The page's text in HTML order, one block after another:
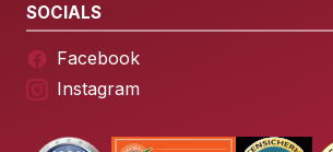
SOCIALS
Facebook
Instagram